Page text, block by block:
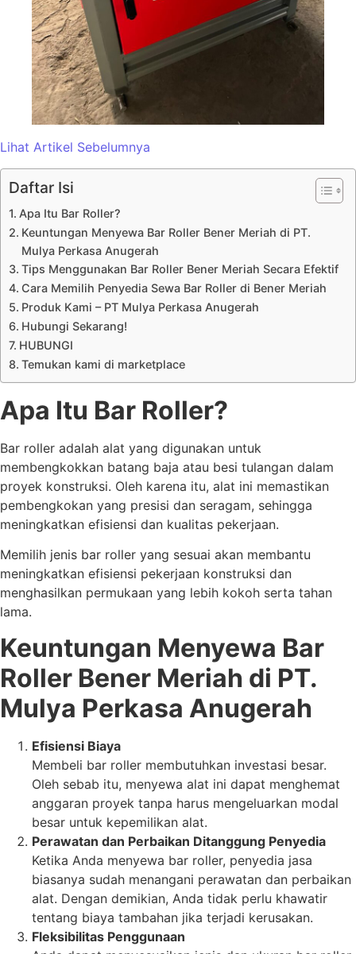
Lihat Artikel Sebelumnya
Daftar Isi
Apa Itu Bar Roller?
Keuntungan Menyewa Bar Roller Bener Meriah di PT.
Mulya Perkasa Anugerah
Tips Menggunakan Bar Roller Bener Meriah Secara Efektif
Cara Memilih Penyedia Sewa Bar Roller di Bener Meriah
Produk Kami – PT Mulya Perkasa Anugerah
Hubungi Sekarang!
HUBUNGI
Temukan kami di marketplace
Apa Itu Bar Roller?
Bar roller adalah alat yang digunakan untuk
membengkokkan batang baja atau besi tulangan dalam
proyek konstruksi. Oleh karena itu, alat ini memastikan
pembengkokan yang presisi dan seragam, sehingga
meningkatkan efisiensi dan kualitas pekerjaan.
Memilih jenis bar roller yang sesuai akan membantu
meningkatkan efisiensi pekerjaan konstruksi dan
menghasilkan permukaan yang lebih kokoh serta tahan
lama.
Keuntungan Menyewa Bar
Roller Bener Meriah di PT.
Mulya Perkasa Anugerah
Efisiensi Biaya
Membeli bar roller membutuhkan investasi besar.
Oleh sebab itu, menyewa alat ini dapat menghemat
anggaran proyek tanpa harus mengeluarkan modal
besar untuk kepemilikan alat.
Perawatan dan Perbaikan Ditanggung Penyedia
Ketika Anda menyewa bar roller, penyedia jasa
biasanya sudah menangani perawatan dan perbaikan
alat. Dengan demikian, Anda tidak perlu khawatir
tentang biaya tambahan jika terjadi kerusakan.
Fleksibilitas Penggunaan